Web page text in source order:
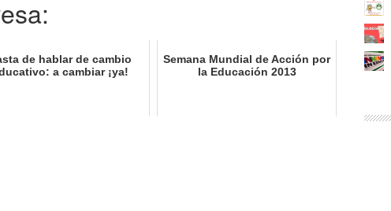
de hablar de cambio
a cambiar ¡ya!
Semana Mundial de Acción por
la Educación 2013